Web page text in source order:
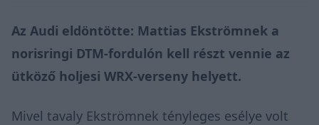
Az Audi eldöntötte: Mattias Ekströmnek a
norisringi DTM-fordulón kell részt vennie az
ütköző holjesi WRX-verseny helyett.
Mivel tavaly Ekströmnek tényleges esélye volt